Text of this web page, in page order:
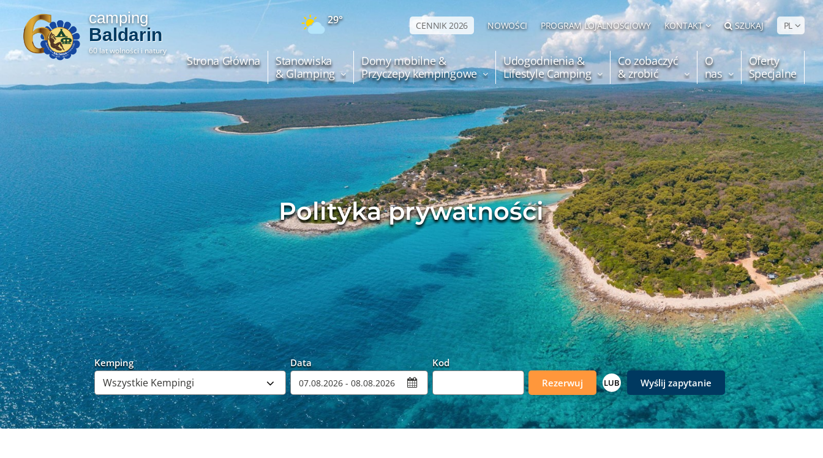
camping
Baldarin
60 lat wolności i natury
29° CENNIK 2026 NOWOŚCI PROGRAM LOJALNOŚCIOWY KONTAKT SZUKAJ PL
Strona Główna
Stanowiska
& Glamping
Domy mobilne &
Przyczepy kempingowe
Udogodnienia &
Lifestyle Camping
Co zobaczyć
& zrobić
O
nas
Oferty
Specjalne
Kemping Data
Kod
Promocyjny
Rezerwuj LUB Wyślij zapytanie
Polityka prywatności